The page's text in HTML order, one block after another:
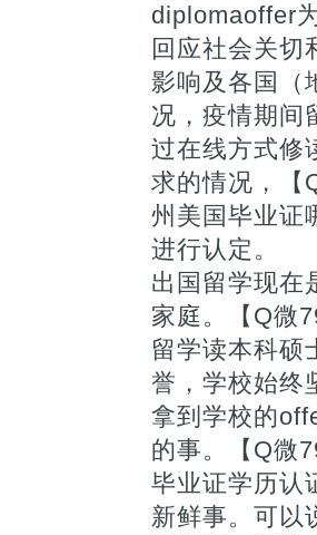
diplomaoffer
回应社会关切
影响及各国（
况，疫情期间
过在线方式修
求的情况，【
州美国毕业证
进行认定。
出国留学现在
家庭。【Q微
留学读本科硕
誉，学校始终
拿到学校的
的事。【Q微
毕业证学历认
新鲜事。可以